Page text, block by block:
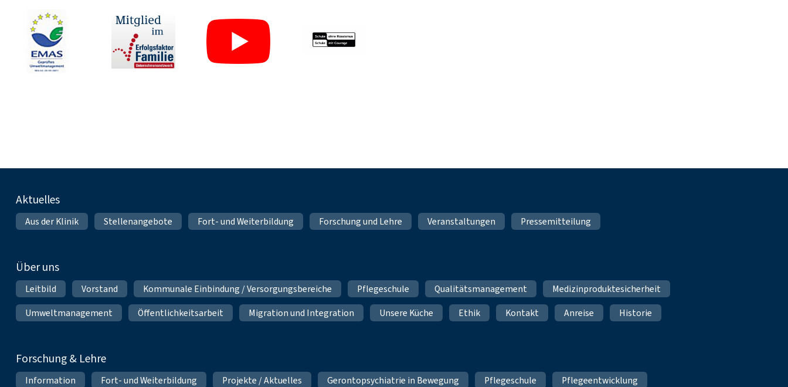
Fußnavigation
Aktuelles
Aus der Klinik Stellenangebote Fort- und Weiterbildung Forschung und Lehre Veranstaltungen Pressemitteilung
Über uns
Leitbild Vorstand Kommunale Einbindung / Versorgungsbereiche Pflegeschule Qualitätsmanagement
Medizinproduktesicherheit
Umweltmanagement
Öffentlichkeitsarbeit Migration und Integration Unsere Küche Ethik Kontakt Anreise Historie
Forschung & Lehre
Information Fort- und Weiterbildung Projekte / Aktuelles Gerontopsychiatrie in Bewegung Pflegeschule Pflegeentwicklung